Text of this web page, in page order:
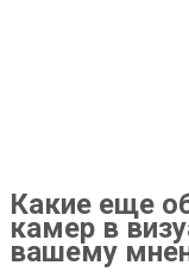
Какие еще
камер в
вашему